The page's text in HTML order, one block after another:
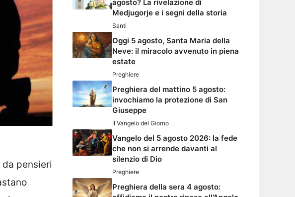
da pensieri
agosto? La rivelazione di
Medjugorje e i segni della storia
Santi
Oggi 5 agosto, Santa Maria della
Neve: il miracolo avvenuto in piena
estate
Preghiere
Preghiera del mattino 5 agosto:
invochiamo la protezione di San
Giuseppe
Il Vangelo del Giorno
Vangelo del 5 agosto 2026: la fede
che non si arrende davanti al
silenzio di Dio
Preghiere
Preghiera della sera 4 agosto: